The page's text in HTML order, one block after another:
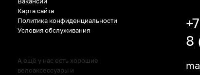
Карта сайта
Политика конфиденциальности
Условия обслуживания
А ещё у нас есть хорошие
велоаксессуары и
8